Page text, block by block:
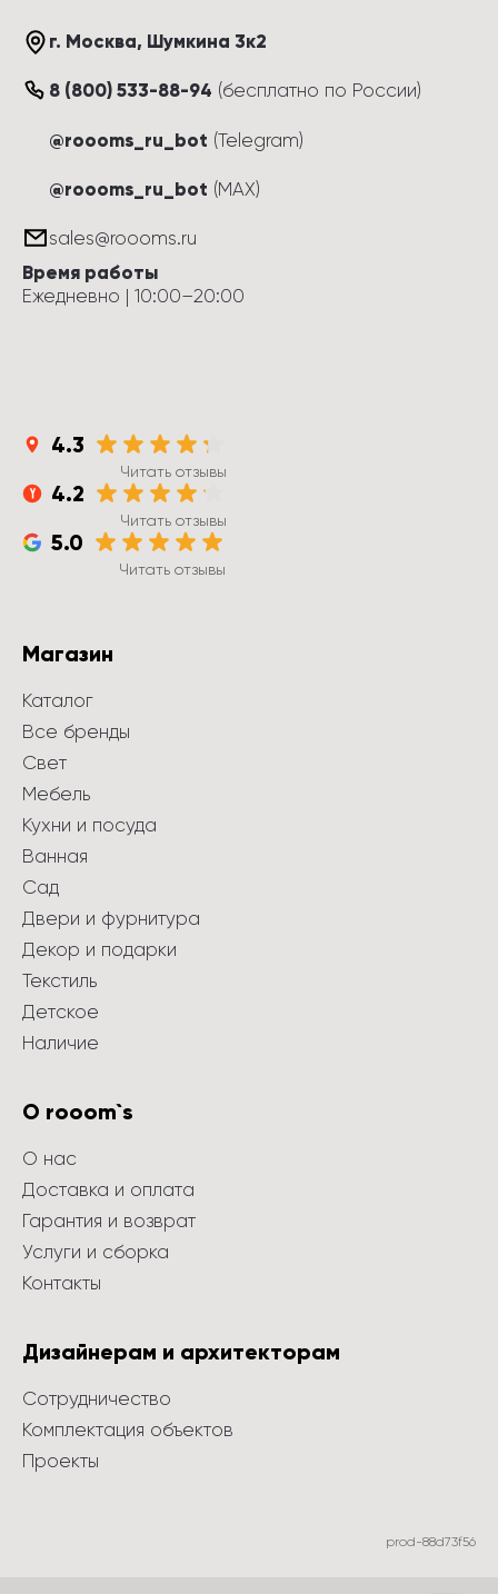
г. Москва, Шумкина 3к2
8 (800) 533-88-94 (бесплатно по России)
@roooms_ru_bot (Telegram)
@roooms_ru_bot (MAX)
sales@roooms.ru
Время работы
Ежедневно | 10:00–20:00
4.3
Читать отзывы
4.2
Читать отзывы
5.0
Читать отзывы
Магазин
Каталог
Все бренды
Свет
Мебель
Кухни и посуда
Ванная
Сад
Двери и фурнитура
Декор и подарки
Текстиль
Детское
Наличие
О rooom`s
О нас
Доставка и оплата
Гарантия и возврат
Услуги и сборка
Контакты
Дизайнерам и архитекторам
Сотрудничество
Комплектация объектов
Проекты
prod-88d73f56